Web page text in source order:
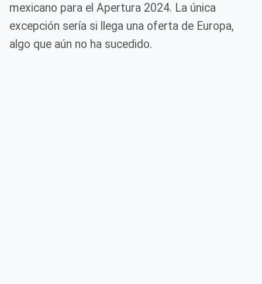
mexicano para el Apertura 2024. La única
excepción sería si llega una oferta de Europa,
algo que aún no ha sucedido.